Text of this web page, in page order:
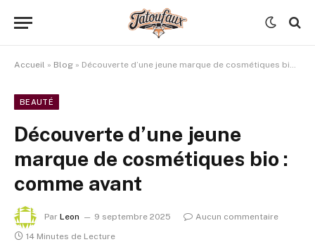
Accueil » Blog » Découverte d’une jeune marque de cosmétiques bio : comme avant
BEAUTÉ
Découverte d’une jeune
marque de cosmétiques bio :
comme avant
Par Leon 9 septembre 2025
Aucun commentaire
14 Minutes de Lecture